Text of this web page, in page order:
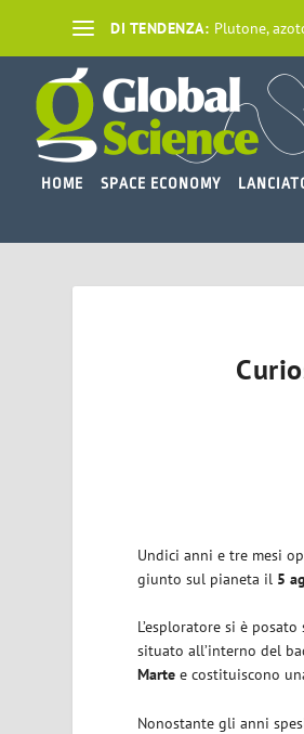
DI TENDENZA: Plutone,
HOME SPACE ECONOMY
Undici anni e tre mesi
giunto sul pianeta il 5
L’esploratore si è
situato all’interno del
Marte e costituiscono
Nonostante gli anni